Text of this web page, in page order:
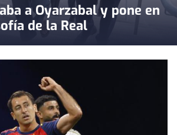
a Oyarzabal y pone en
de la Real